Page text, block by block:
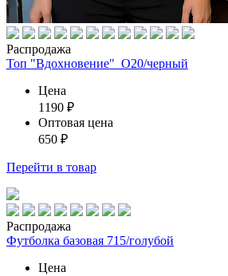
Распродажа
Топ "Вдохновение"_О20/черный
Цена
1190 ₽
Оптовая цена
650 ₽
Перейти в товар
Распродажа
Футболка базовая 715/голубой
Цена